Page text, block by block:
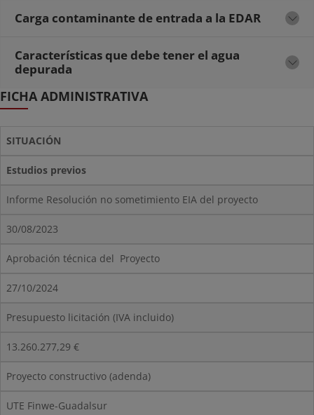
Carga contaminante de entrada a la EDAR
Características que debe tener el agua
depurada
FICHA ADMINISTRATIVA
SITUACIÓN
Estudios previos
Informe Resolución no sometimiento EIA del proyecto
30/08/2023
Aprobación técnica del Proyecto
27/10/2024
Presupuesto licitación (IVA incluido)
13.260.277,29 €
Proyecto constructivo (adenda)
UTE Finwe-Guadalsur